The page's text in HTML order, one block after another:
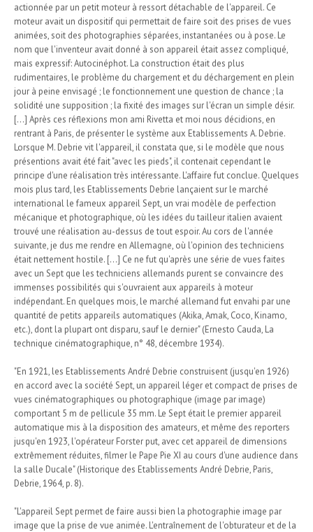
actionnée par un petit moteur à ressort détachable de l'appareil. Ce
moteur avait un dispositif qui permettait de faire soit des prises de vues
animées, soit des photographies séparées, instantanées ou à pose. Le
nom que l'inventeur avait donné à son appareil était assez compliqué,
mais expressif: Autocinéphot. La construction était des plus
rudimentaires, le problème du chargement et du déchargement en plein
jour à peine envisagé ; le fonctionnement une question de chance ; la
solidité une supposition ; la fixité des images sur l'écran un simple désir.
[...] Après ces réflexions mon ami Rivetta et moi nous décidions, en
rentrant à Paris, de présenter le système aux Etablissements A. Debrie.
Lorsque M. Debrie vit l'appareil, il constata que, si le modèle que nous
présentions avait été fait "avec les pieds", il contenait cependant le
principe d'une réalisation très intéressante. L'affaire fut conclue. Quelques
mois plus tard, les Etablissements Debrie lançaient sur le marché
international le fameux appareil Sept, un vrai modèle de perfection
mécanique et photographique, où les idées du tailleur italien avaient
trouvé une réalisation au-dessus de tout espoir. Au cors de l'année
suivante, je dus me rendre en Allemagne, où l'opinion des techniciens
était nettement hostile. [...] Ce ne fut qu'après une série de vues faites
avec un Sept que les techniciens allemands purent se convaincre des
immenses possibilités qui s'ouvraient aux appareils à moteur
indépendant. En quelques mois, le marché allemand fut envahi par une
quantité de petits appareils automatiques (Akika, Amak, Coco, Kinamo,
etc.), dont la plupart ont disparu, sauf le dernier" (Ernesto Cauda, La
technique cinématographique, n° 48, décembre 1934).
"En 1921, les Etablissements André Debrie construisent (jusqu'en 1926)
en accord avec la société Sept, un appareil léger et compact de prises de
vues cinématographiques ou photographique (image par image)
comportant 5 m de pellicule 35 mm. Le Sept était le premier appareil
automatique mis à la disposition des amateurs, et même des reporters
jusqu'en 1923, l'opérateur Forster put, avec cet appareil de dimensions
extrêmement réduites, filmer le Pape Pie XI au cours d'une audience dans
la salle Ducale" (Historique des Etablissements André Debrie, Paris,
Debrie, 1964, p. 8).
"L'appareil Sept permet de faire aussi bien la photographie image par
image que la prise de vue animée. L'entraînement de l'obturateur et de la